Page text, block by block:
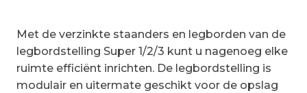
aantal
Met de verzinkte staanders en legborden van de
legbordstelling Super 1/2/3 kunt u nagenoeg elke
ruimte efficiënt inrichten. De legbordstelling is
modulair en uitermate geschikt voor de opslag